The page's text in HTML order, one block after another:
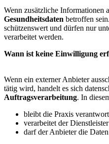
Wenn zusätzliche Informationen
Gesundheitsdaten betroffen
schützenswert und dürfen nur
verarbeitet werden.
Wann ist keine Einwilligung
Wenn ein externer Anbieter
tätig wird, handelt es sich
Auftragsverarbeitung. In
bleibt die Praxis
verarbeitet der
darf der Anbieter die